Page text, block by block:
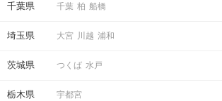
千葉県 千葉 柏 船橋
埼玉県 大宮 川越 浦和
茨城県 つくば 水戸
栃木県 宇都宮